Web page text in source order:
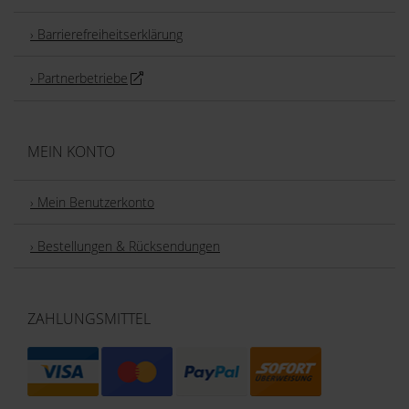
Ihrer Daten, Ihre Rechte und unsere Pflichten nachzulesen.
› Barrierefreiheitserklärung
› Partnerbetriebe
MEIN KONTO
› Mein Benutzerkonto
› Bestellungen & Rücksendungen
ZAHLUNGSMITTEL